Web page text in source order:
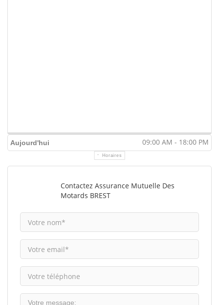
Aujourd'hui 09:00 AM - 18:00 PM
Horaires
Contactez Assurance Mutuelle Des
Motards BREST